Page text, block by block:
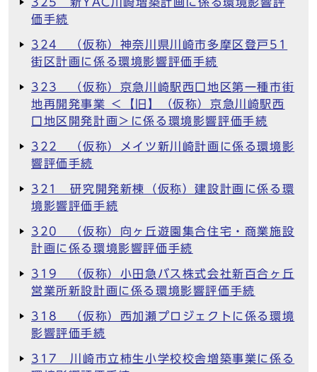
価手続
324 （仮称）神奈川県川崎市多摩区登戸51
街区計画に係る環境影響評価手続
323 （仮称）京急川崎駅西口地区第一種市街
地再開発事業 ＜【旧】（仮称）京急川崎駅西
口地区開発計画＞に係る環境影響評価手続
322 （仮称）メイツ新川崎計画に係る環境影
響評価手続
321 研究開発新棟（仮称）建設計画に係る環
境影響評価手続
320 （仮称）向ヶ丘遊園集合住宅・商業施設
計画に係る環境影響評価手続
319 （仮称）小田急バス株式会社新百合ヶ丘
営業所新設計画に係る環境影響評価手続
318 （仮称）西加瀬プロジェクトに係る環境
影響評価手続
317 川崎市立柿生小学校校舎増築事業に係る